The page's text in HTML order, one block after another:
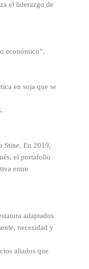
el liderazgo de
económico”,
en soja que se
Stine. En 2019,
el portafolio
entre
adaptados
necesidad y
aliados que